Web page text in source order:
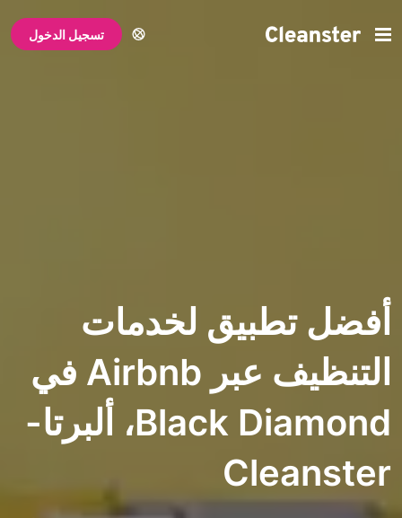
تسجيل الدخول
تطبيق لخدمات
التنظيف عبر Airbnb في
Black Diamond، ألبرتا-